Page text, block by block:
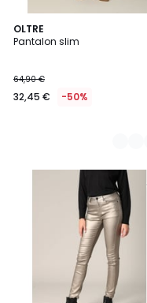
OLTRE
Pantalon slim
64,90 €
32,45 € -50%
2
Couleurs